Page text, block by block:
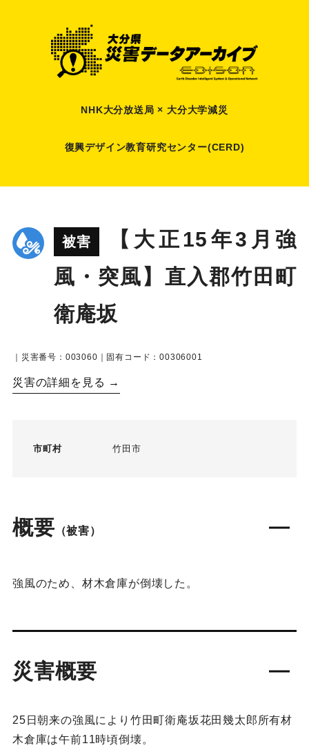
NHK大分放送局 × 大分大学減災
復興デザイン教育研究センター(CERD)
被害
【大正15年3月強
風・突風】直入郡竹田町
衛庵坂
｜災害番号：003060｜固有コード：00306001
災害の詳細を見る →
市町村 竹田市
概要 （被害）
強風のため、材木倉庫が倒壊した。
災害概要
25日朝来の強風により竹田町衛庵坂花田幾太郎所有材
木倉庫は午前11時頃倒壊。